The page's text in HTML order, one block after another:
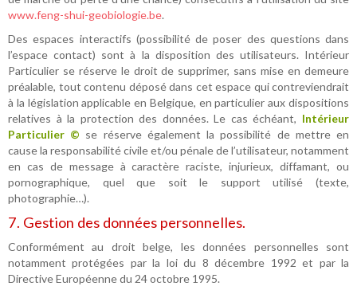
www.feng-shui-geobiologie.be.
Des espaces interactifs (possibilité de poser des questions dans
l’espace contact) sont à la disposition des utilisateurs. Intérieur
Particulier se réserve le droit de supprimer, sans mise en demeure
préalable, tout contenu déposé dans cet espace qui contreviendrait
à la législation applicable en Belgique, en particulier aux dispositions
relatives à la protection des données. Le cas échéant, Intérieur
Particulier © se réserve également la possibilité de mettre en
cause la responsabilité civile et/ou pénale de l’utilisateur, notamment
en cas de message à caractère raciste, injurieux, diffamant, ou
pornographique, quel que soit le support utilisé (texte,
photographie…).
7. Gestion des données personnelles.
Conformément au droit belge, les données personnelles sont
notamment protégées par la loi du 8 décembre 1992 et par la
Directive Européenne du 24 octobre 1995.